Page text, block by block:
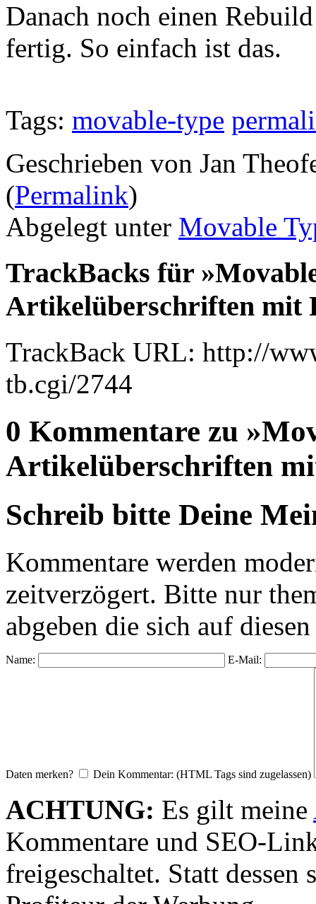
Danach noch einen
fertig. So einfach ist das.
Tags: movable-type
Geschrieben von Jan
(Permalink)
Abgelegt unter Movable
TrackBacks für
Artikelüberschriften mit
TrackBack URL: http://
tb.cgi/2744
0 Kommentare zu
Artikelüberschriften
Schreib bitte Deine
Kommentare werden
zeitverzögert. Bitte nur
abgeben die sich auf
Name: E-Mail:
Daten merken? Dein Kommentar: (HTML Tags sind zugelassen)
ACHTUNG: Es gilt meine
Kommentare und SEO-
freigeschaltet. Statt dessen